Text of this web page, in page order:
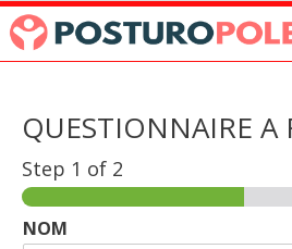
QUESTIONNAIRE A
Step 1 of 2
NOM